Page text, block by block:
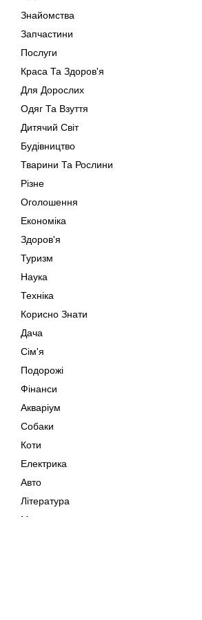
Знайомства
Запчастини
Послуги
Краса Та Здоров'я
Для Дорослих
Одяг Та Взуття
Дитячий Світ
Будівництво
Тварини Та Рослини
Різне
Оголошення
Економіка
Здоров'я
Туризм
Наука
Техніка
Корисно Знати
Дача
Сім'я
Подорожі
Фінанси
Акваріум
Собаки
Коти
Електрика
Авто
Література
Музика